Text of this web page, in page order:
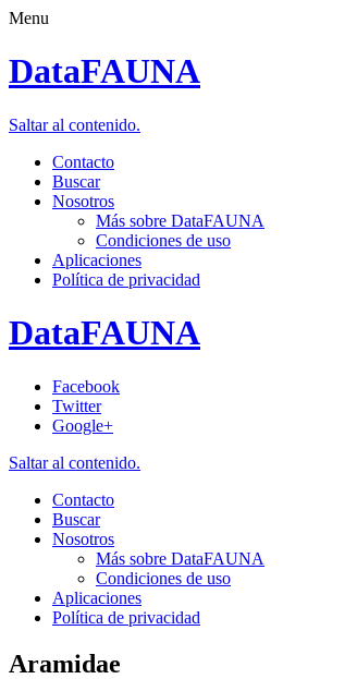
Menu
DataFAUNA
Saltar al contenido.
Contacto
Buscar
Nosotros
Más sobre DataFAUNA
Condiciones de uso
Aplicaciones
Política de privacidad
DataFAUNA
Facebook
Twitter
Google+
Saltar al contenido.
Contacto
Buscar
Nosotros
Más sobre DataFAUNA
Condiciones de uso
Aplicaciones
Política de privacidad
Aramidae